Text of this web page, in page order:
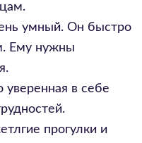
умный. Он быстро
Ему нужны
уверенная в себе
прогулки и